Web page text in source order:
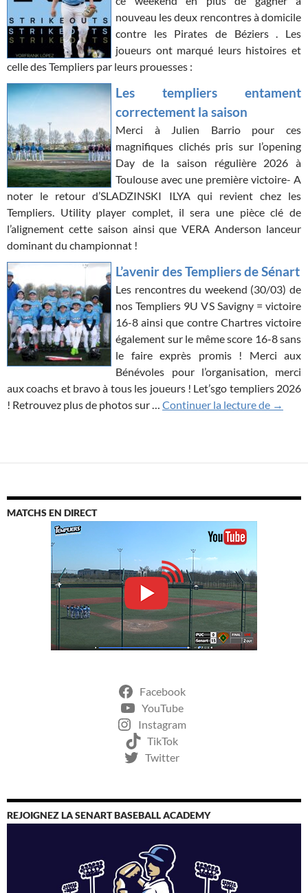
nouveau les deux rencontres à domicile
contre les Pirates de Béziers . Les
joueurs ont marqué leurs histoires et
celle des Templiers par leurs prouesses :
Les templiers entament
correctement la saison
Merci à Julien Barrio pour ces
magnifiques clichés pris sur l’opening
Day de la saison régulière 2026 à
Toulouse avec une première victoire- A
noter le retour d’SLADZINSKI ILYA qui revient chez les
Templiers. Utility player complet, il sera une pièce clé de
l’alignement cette saison ainsi que VERA Anderson lanceur
dominant du championnat !
L’avenir des Templiers de Sénart
Les rencontres du weekend (30/03) de
nos Templiers 9U VS Savigny = victoire
16-8 ainsi que contre Chartres victoire
également sur le même score 16-8 sans
le faire exprès promis ! Merci aux
Bénévoles pour l’organisation, merci
aux coachs et bravo à tous les joueurs ! Let’sgo templiers 2026
! Retrouvez plus de photos sur … Continuer la lecture de →
MATCHS EN DIRECT
Facebook
YouTube
Instagram
TikTok
Twitter
REJOIGNEZ LA SENART BASEBALL ACADEMY